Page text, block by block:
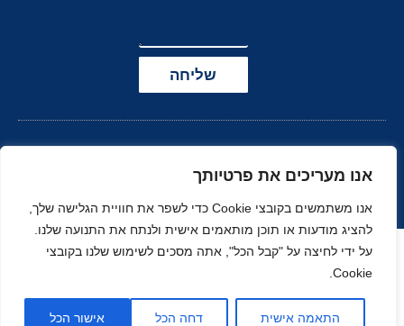
אנו מעריכים את פרטיותך
אנו משתמשים בקובצי Cookie כדי לשפר את חוויית הגלישה שלך,
להציג מודעות או תוכן מותאמים אישית ולנתח את התנועה שלנו.
על ידי לחיצה על "קבל הכל", אתה מסכים לשימוש שלנו בקובצי
Cookie.
התאמה אישית דחה הכל אישור הכל
שליחה
הצהרת נגישות
נוי
MOONART